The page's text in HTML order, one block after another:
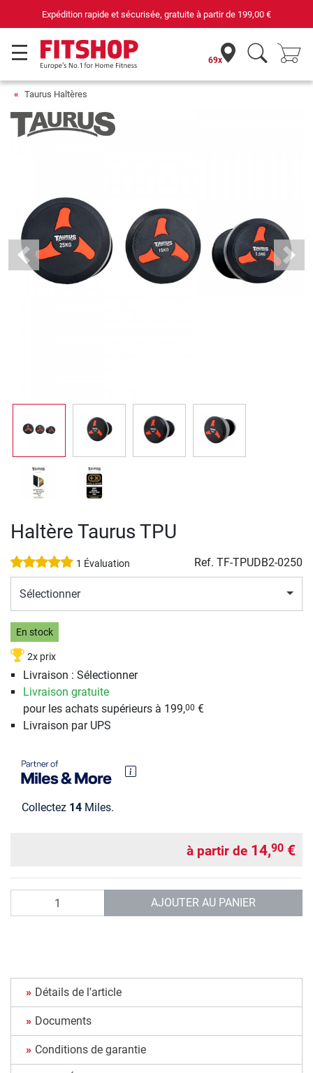
Expédition rapide et sécurisée, gratuite à partir de 199,00 €
69x
Taurus Haltères
Previous Next
Haltère Taurus TPU
1 Évaluation Ref. TF-TPUDB2-0250
Sélectionner
En stock
2x prix
Livraison : Sélectionner
Livraison gratuite
pour les achats supérieurs à 199,00 €
Livraison par UPS
Collectez 14 Miles.
à partir de 14,90 €
AJOUTER AU PANIER
Détails de l'article
Documents
Conditions de garantie